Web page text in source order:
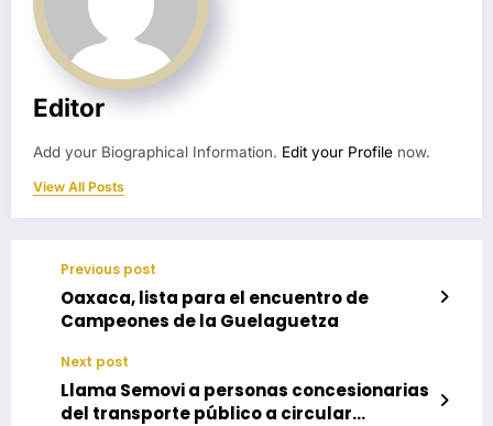
Editor
Add your Biographical Information. Edit your Profile now.
View All Posts
Previous post
Oaxaca, lista para el encuentro de
Campeones de la Guelaguetza
Next post
Llama Semovi a personas concesionarias
del transporte público a circular